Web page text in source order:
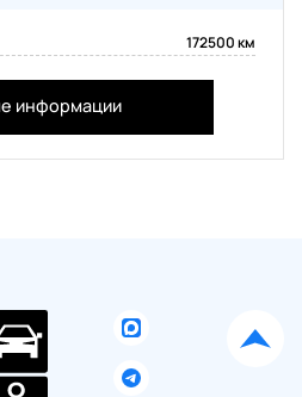
172500 км
информации